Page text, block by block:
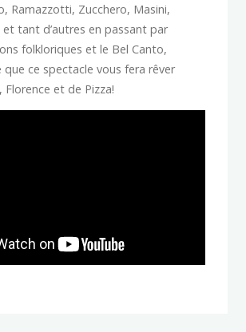
Ramazzotti, Zucchero, Masini,
tant d’autres en passant par
folkloriques et le Bel Canto,
ce spectacle vous fera rêver
Florence et de Pizza!